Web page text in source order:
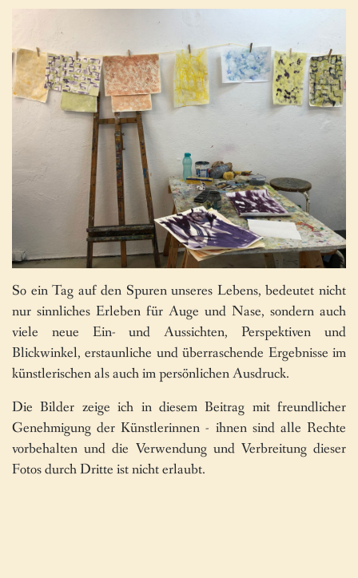
So ein Tag auf den Spuren unseres Lebens, bedeutet nicht
nur sinnliches Erleben für Auge und Nase, sondern auch
viele neue Ein- und Aussichten, Perspektiven und
Blickwinkel, erstaunliche und überraschende Ergebnisse im
künstlerischen als auch im persönlichen Ausdruck.
Die Bilder zeige ich in diesem Beitrag mit freundlicher
Genehmigung der Künstlerinnen - ihnen sind alle Rechte
vorbehalten und die Verwendung und Verbreitung dieser
Fotos durch Dritte ist nicht erlaubt.